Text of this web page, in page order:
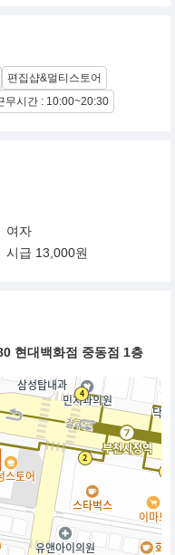
편집샵&멀티스토어
무시간 : 10:00~20:30
여자
시급 13,000원
현대백화점 중동점 1층